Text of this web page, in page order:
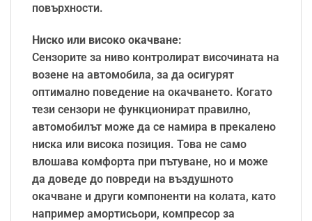
повърхности.
Ниско или високо окачване:
Сензорите за ниво контролират височината на
возене на автомобила, за да осигурят
оптимално поведение на окачването. Когато
тези сензори не функционират правилно,
автомобилът може да се намира в прекалено
ниска или висока позиция. Това не само
влошава комфорта при пътуване, но и може
да доведе до повреди на въздушното
окачване и други компоненти на колата, като
например амортисьори, компресор за